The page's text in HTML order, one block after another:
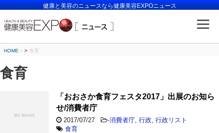
健康と美容のニュースなら健康美容EXPOニュース
HOME > 食育
食育
「おおさか食育フェスタ2017」出展のお知ら
せ/消費者庁
2017/07/27 -消費者庁 行政 行政リスト
食育